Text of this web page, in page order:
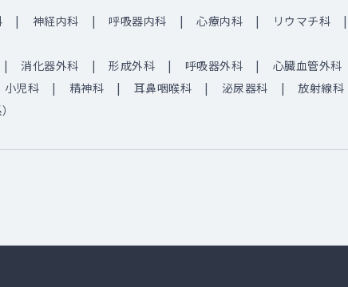
神経内科 呼吸器内科 心療内科 リウマチ科
消化器外科 形成外科 呼吸器外科 心臓血管外科
小児科 精神科 耳鼻咽喉科 泌尿器科 放射線科